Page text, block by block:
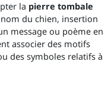
la pierre tombale
du chien, insertion
message ou poème en
associer des motifs
des symboles relatifs à